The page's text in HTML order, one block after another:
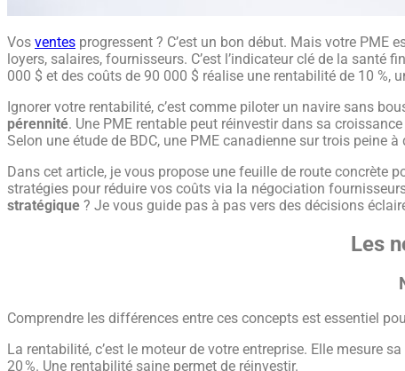
Vos ventes progressent ? C’est un bon début. Mais votre PME
loyers, salaires, fournisseurs. C’est l’indicateur clé de la santé
000 $ et des coûts de 90 000 $ réalise une rentabilité de 10 %,
Ignorer votre rentabilité, c’est comme piloter un navire sans
pérennité. Une PME rentable peut réinvestir dans sa
Selon une étude de BDC, une PME canadienne sur trois peine
Dans cet article, je vous propose une feuille de route concrète
stratégies pour réduire vos coûts via la négociation
stratégique ? Je vous guide pas à pas vers des décisions
Les
Comprendre les différences entre ces concepts est essentiel
La rentabilité, c’est le moteur de votre entreprise. Elle mesure sa
20 %. Une rentabilité saine permet de réinvestir.